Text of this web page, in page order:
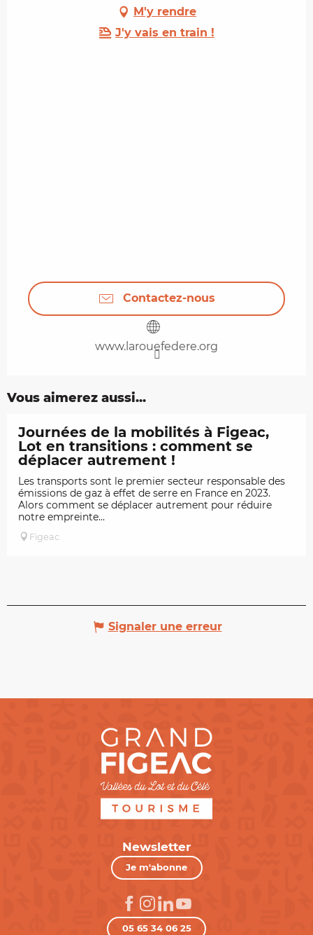
M'y rendre
J'y vais en train !
Contactez-nous
www.larouefedere.org
Vous aimerez aussi...
Journées de la mobilités à Figeac,
Lot en transitions : comment se
déplacer autrement !
Les transports sont le premier secteur responsable des
émissions de gaz à effet de serre en France en 2023.
Alors comment se déplacer autrement pour réduire
notre empreinte...
Figeac
Signaler une erreur
Newsletter
Je m'abonne
05 65 34 06 25